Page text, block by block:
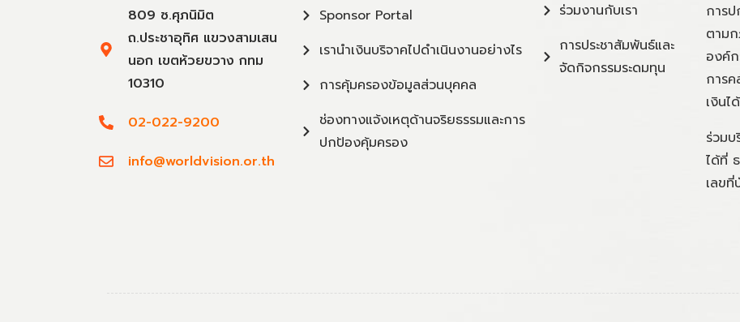
809 ซ.ศุภนิมิต
ถ.ประชาอุทิศ แขวงสามเสน
นอก เขตห้วยขวาง กทม
10310
02-022-9200
info@worldvision.or.th
Sponsor Portal
เรานำเงินบริจาคไปดำเนินงานอย่างไร
การคุ้มครองข้อมูลส่วนบุคคล
ช่องทางแจ้งเหตุด้านจริยธรรมและการ
ปกป้องคุ้มครอง
ร่วมงานกับเรา
การประชาสัมพันธ์และ
จัดกิจกรรมระดมทุน
การป
ตาม
องค์
การ
เงินไ
ร่วมบ
ได้ที่
เลข